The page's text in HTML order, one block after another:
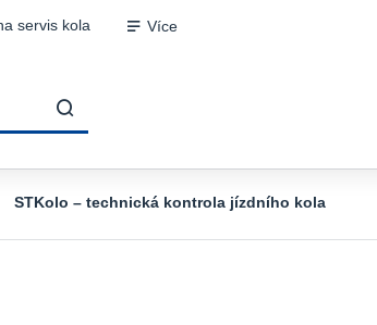
servis kola Více
STKolo – technická kontrola jízdního kola